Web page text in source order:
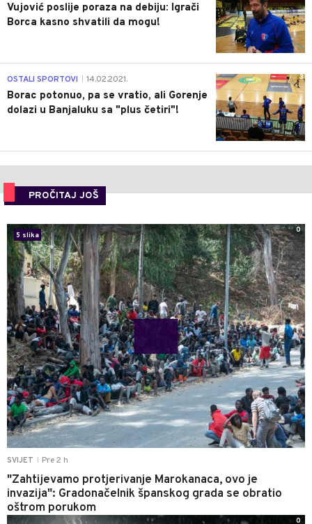
Vujović poslije poraza na debiju: Igrači
Borca kasno shvatili da mogu!
3
OSTALI SPORTOVI 14.02.2021.
Borac potonuo, pa se vratio, ali Gorenje
dolazi u Banjaluku sa "plus četiri"!
PROČITAJ JOŠ
SVIJET Pre 2 h
"Zahtijevamo protjerivanje Marokanaca, ovo je
invazija": Gradonačelnik španskog grada se obratio
oštrom porukom
5 slika
0
0